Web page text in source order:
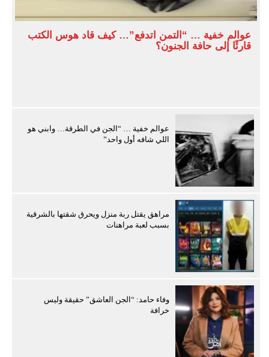
عوالم خفية … “التمن اتدفع”… كيف قاد هوس الكتب
قارئًا إلى حافة الجنون؟
عوالم خفية … “الجن في الطرقة… وابني هو
اللي شافه أول واحد”
مراهق يقتل ربة منزل ويحرق شقتها بالشرقية
بسبب لعبة مراهنات
وفاء حامد: “الجن العاشق” حقيقة وليس
خرافة